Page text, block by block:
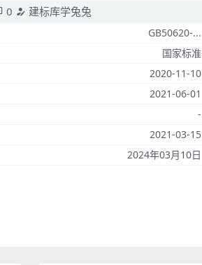
0
建标库学兔兔
GB50620-...
国家标准
2020-11-10
2021-06-01
-
2021-03-15
2024年03月10日